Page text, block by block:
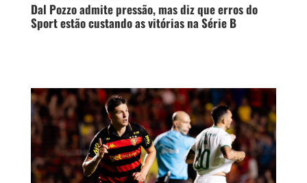
Dal Pozzo admite pressão, mas diz que erros do
Sport estão custando as vitórias na Série B